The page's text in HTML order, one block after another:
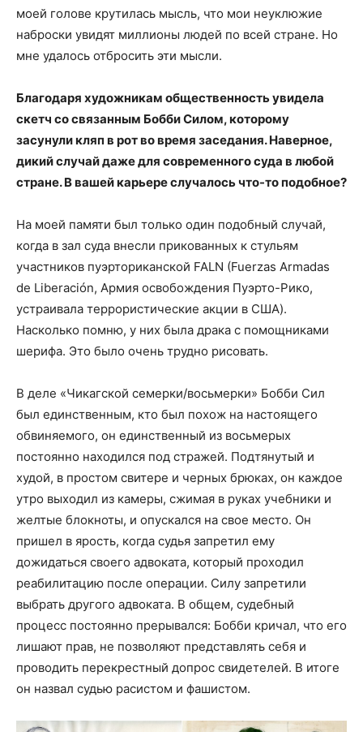
моей голове крутилась мысль, что мои неуклюжие
наброски увидят миллионы людей по всей стране. Но
мне удалось отбросить эти мысли.
Благодаря художникам общественность увидела
скетч со связанным Бобби Силом, которому
засунули кляп в рот во время заседания. Наверное,
дикий случай даже для современного суда в любой
стране. В вашей карьере случалось что-то подобное?
На моей памяти был только один подобный случай,
когда в зал суда внесли прикованных к стульям
участников пуэрториканской FALN (Fuerzas Armadas
de Liberación, Армия освобождения Пуэрто-Рико,
устраивала террористические акции в США).
Насколько помню, у них была драка с помощниками
шерифа. Это было очень трудно рисовать.
В деле «Чикагской семерки/восьмерки» Бобби Сил
был единственным, кто был похож на настоящего
обвиняемого, он единственный из восьмерых
постоянно находился под стражей. Подтянутый и
худой, в простом свитере и черных брюках, он каждое
утро выходил из камеры, сжимая в руках учебники и
желтые блокноты, и опускался на свое место. Он
пришел в ярость, когда судья запретил ему
дожидаться своего адвоката, который проходил
реабилитацию после операции. Силу запретили
выбрать другого адвоката. В общем, судебный
процесс постоянно прерывался: Бобби кричал, что его
лишают прав, не позволяют представлять себя и
проводить перекрестный допрос свидетелей. В итоге
он назвал судью расистом и фашистом.